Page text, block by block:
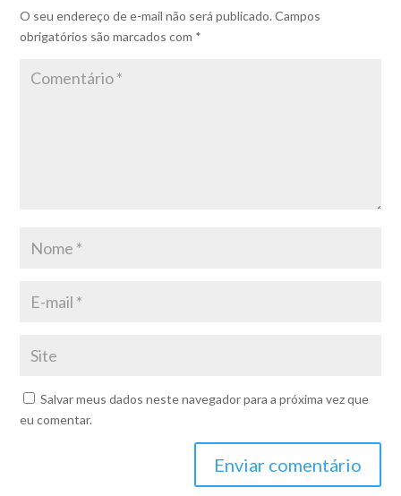
O seu endereço de e-mail não será publicado. Campos
obrigatórios são marcados com *
Salvar meus dados neste navegador para a próxima vez que
eu comentar.
Enviar comentário